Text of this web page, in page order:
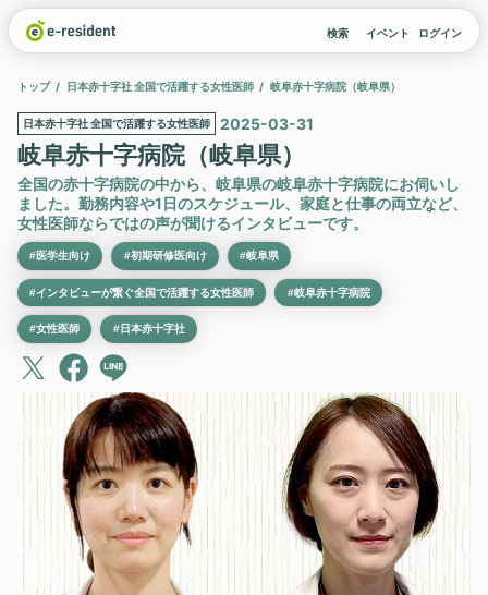
検索 イベント ログイン
トップ 日本赤十字社 全国で活躍する女性医師 岐阜赤十字病院（岐阜県）
日本赤十字社 全国で活躍する女性医師 2025-03-31
岐阜赤十字病院（岐阜県）
全国の赤十字病院の中から、岐阜県の岐阜赤十字病院にお伺いし
ました。勤務内容や1日のスケジュール、家庭と仕事の両立など、
女性医師ならではの声が聞けるインタビューです。
#医学生向け #初期研修医向け #岐阜県
#インタビューが繋ぐ全国で活躍する女性医師 #岐阜赤十字病院
#女性医師 #日本赤十字社